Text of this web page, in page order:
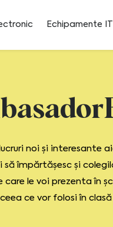
Echipamente IT
noi și interesante
împărtășesc și
care le voi prezenta în
ce vor folosi în clasă